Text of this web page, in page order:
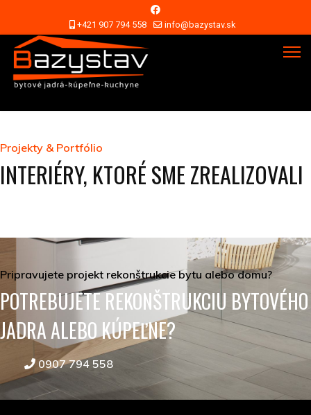
+421 907 794 558 info@bazystav.sk
Projekty & Portfólio
INTERIÉRY, KTORÉ SME ZREALIZOVALI
Pripravujete projekt rekonštrukcie bytu alebo domu?
POTREBUJETE REKONŠTRUKCIU BYTOVÉHO
JADRA ALEBO KÚPEĽNE?
0907 794 558